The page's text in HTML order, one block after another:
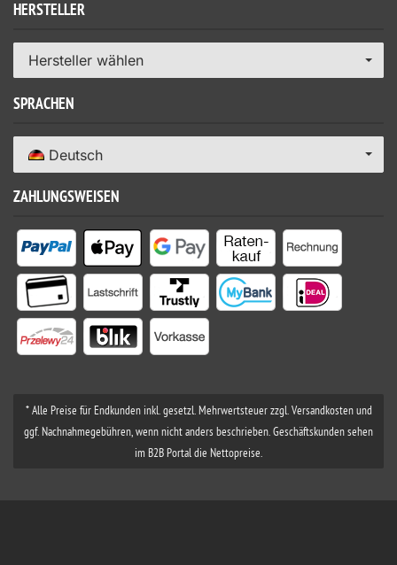
HERSTELLER
Hersteller wählen
SPRACHEN
Deutsch
ZAHLUNGSWEISEN
* Alle Preise für Endkunden inkl. gesetzl. Mehrwertsteuer zzgl. Versandkosten und
ggf. Nachnahmegebühren, wenn nicht anders beschrieben. Geschäftskunden sehen
im B2B Portal die Nettopreise.